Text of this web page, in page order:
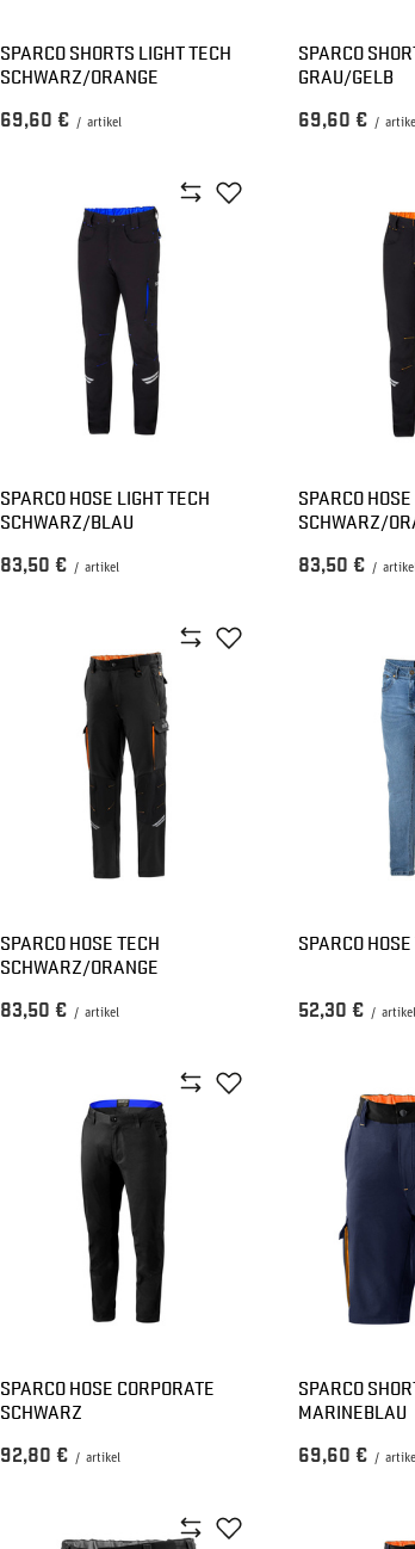
SPARCO SHORTS LIGHT TECH
SCHWARZ/ORANGE
69,60 € / artikel
SPARCO
GRAU/GELB
69,60 € /
SPARCO HOSE LIGHT TECH
SCHWARZ/BLAU
83,50 € / artikel
SPARCO
SCHWARZ/
83,50 € /
SPARCO HOSE TECH
SCHWARZ/ORANGE
83,50 € / artikel
SPARCO
52,30 € / artikel
SPARCO HOSE CORPORATE
SCHWARZ
92,80 € / artikel
SPARCO
MARINEBLAU
69,60 € /